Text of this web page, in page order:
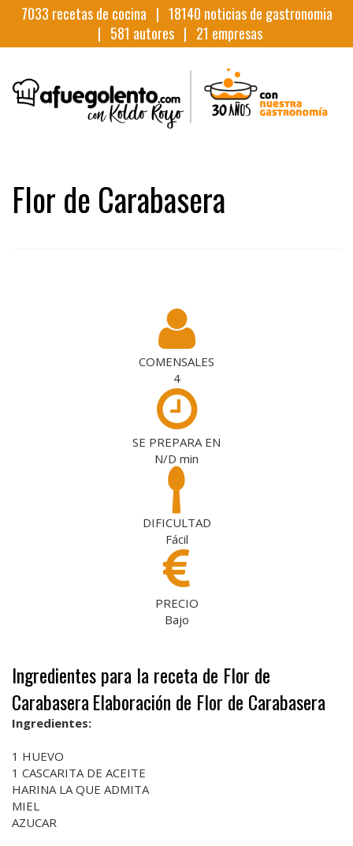
7033 recetas de cocina | 18140 noticias de gastronomia
| 581 autores | 21 empresas
Flor de Carabasera
COMENSALES
4
SE PREPARA EN
N/D min
DIFICULTAD
Fácil
PRECIO
Bajo
Ingredientes para la receta de Flor de
CarabaseraElaboración de Flor de Carabasera
Ingredientes:
1 HUEVO
1 CASCARITA DE ACEITE
HARINA LA QUE ADMITA
MIEL
AZUCAR